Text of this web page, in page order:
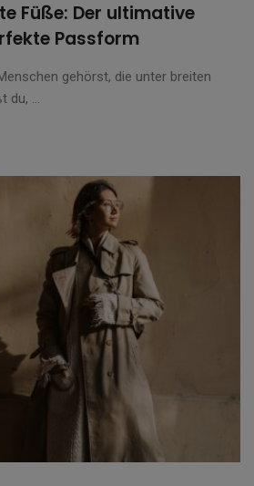
Füße: Der ultimative
Passform
gehörst, die unter breiten
du, ...